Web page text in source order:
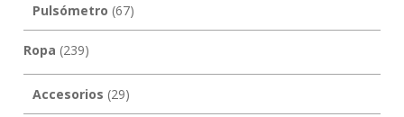
Pulsómetro (67)
Ropa (239)
Accesorios (29)